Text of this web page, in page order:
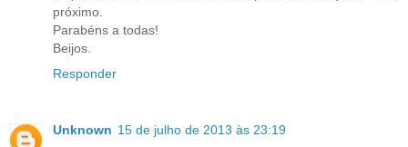
próximo.
Parabéns a todas!
Beijos.
Responder
Unknown 15 de julho de 2013 às 23:19